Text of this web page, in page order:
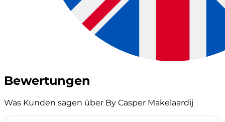
Bewertungen
Was Kunden sagen über By Casper Makelaardij